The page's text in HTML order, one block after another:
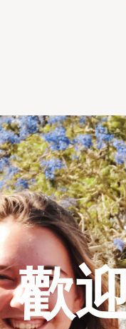
歡